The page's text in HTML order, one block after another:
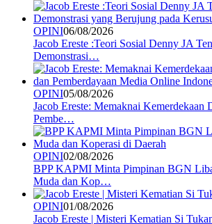
OPINI06/08/2026
Jacob Ereste :Teori Sosial Denny JA
Demonstrasi…
OPINI05/08/2026
Jacob Ereste: Memaknai Kemerdekaan
Pembe…
OPINI02/08/2026
BPP KAPMI Minta Pimpinan BGN
Muda dan Kop…
OPINI01/08/2026
Jacob Ereste | Misteri Kematian Si